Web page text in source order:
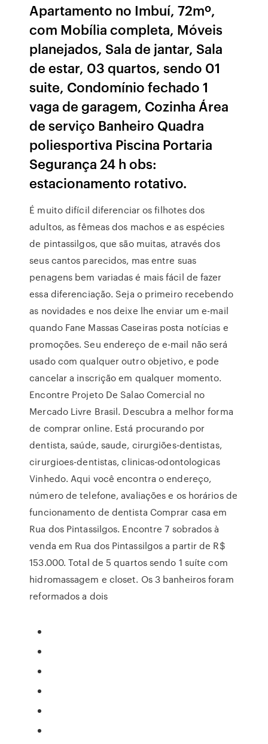
Apartamento no Imbuí, 72mº,
com Mobília completa, Móveis
planejados, Sala de jantar, Sala
de estar, 03 quartos, sendo 01
suite, Condomínio fechado 1
vaga de garagem, Cozinha Área
de serviço Banheiro Quadra
poliesportiva Piscina Portaria
Segurança 24 h obs:
estacionamento rotativo.
É muito difícil diferenciar os filhotes dos
adultos, as fêmeas dos machos e as espécies
de pintassilgos, que são muitas, através dos
seus cantos parecidos, mas entre suas
penagens bem variadas é mais fácil de fazer
essa diferenciação. Seja o primeiro recebendo
as novidades e nos deixe lhe enviar um e-mail
quando Fane Massas Caseiras posta notícias e
promoções. Seu endereço de e-mail não será
usado com qualquer outro objetivo, e pode
cancelar a inscrição em qualquer momento.
Encontre Projeto De Salao Comercial no
Mercado Livre Brasil. Descubra a melhor forma
de comprar online. Está procurando por
dentista, saúde, saude, cirurgiões-dentistas,
cirurgioes-dentistas, clinicas-odontologicas
Vinhedo. Aqui você encontra o endereço,
número de telefone, avaliações e os horários de
funcionamento de dentista Comprar casa em
Rua dos Pintassilgos. Encontre 7 sobrados à
venda em Rua dos Pintassilgos a partir de R$
153.000. Total de 5 quartos sendo 1 suíte com
hidromassagem e closet. Os 3 banheiros foram
reformados a dois